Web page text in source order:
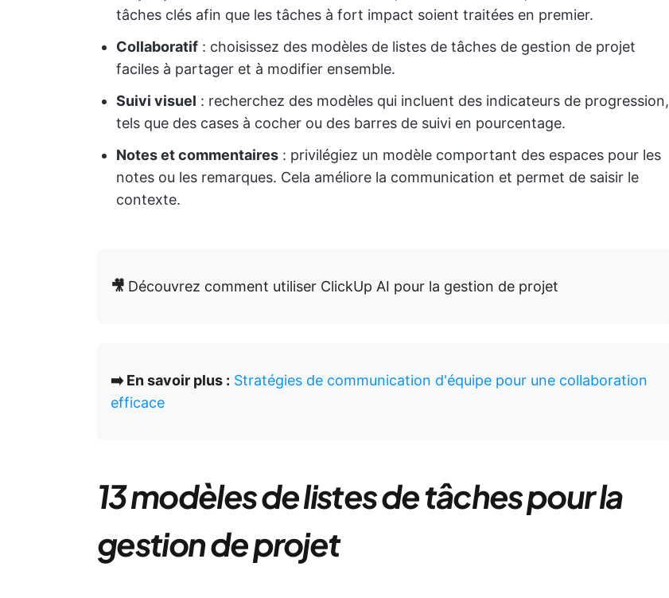
tâches clés afin que les tâches à fort impact soient traitées en premier.
Collaboratif : choisissez des modèles de listes de tâches de gestion de projet
faciles à partager et à modifier ensemble.
Suivi visuel : recherchez des modèles qui incluent des indicateurs de progression,
tels que des cases à cocher ou des barres de suivi en pourcentage.
Notes et commentaires : privilégiez un modèle comportant des espaces pour les
notes ou les remarques. Cela améliore la communication et permet de saisir le
contexte.
🎥 Découvrez comment utiliser ClickUp AI pour la gestion de projet
➡️ En savoir plus : Stratégies de communication d'équipe pour une collaboration
efficace
13 modèles de listes de tâches pour la
gestion de projet